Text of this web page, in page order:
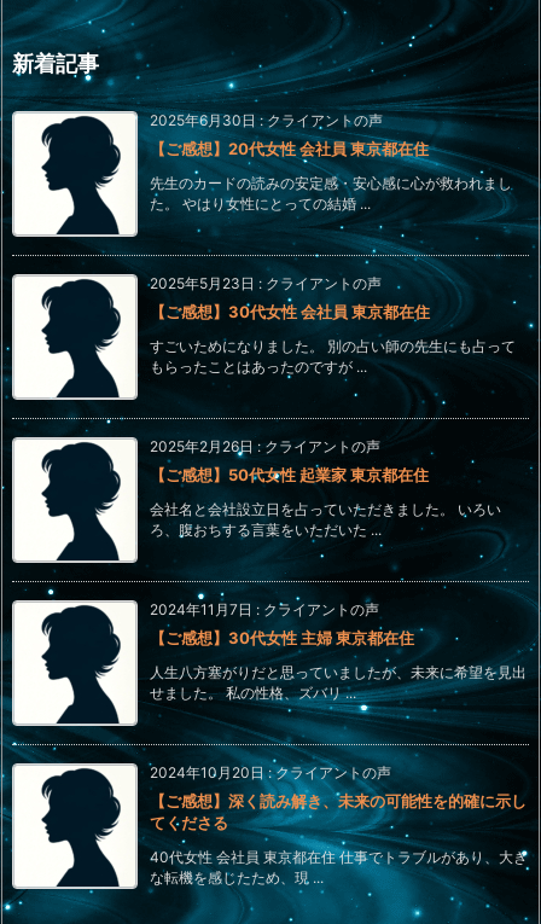
新着記事
2025年6月30日 :クライアントの声
【ご感想】20代女性 会社員 東京都在住
先生のカードの読みの安定感・安心感に心が救われまし
た。 やはり女性にとっての結婚 ...
2025年5月23日 : クライアントの声
【ご感想】30代女性 会社員 東京都在住
すごいためになりました。 別の占い師の先生にも占って
もらったことはあったのですが ...
2025年2月26日 : クライアントの声
【ご感想】50代女性 起業家 東京都在住
会社名と会社設立日を占っていただきました。 いろい
ろ、腹おちする言葉をいただいた ...
2024年11月7日 : クライアントの声
【ご感想】30代女性 主婦 東京都在住
人生八方塞がりだと思っていましたが、未来に希望を見出
せました。 私の性格、ズバリ ...
2024年10月20日:クライアントの声
【ご感想】深く読み解き、未来の可能性を的確に示し
てくださる
40代女性 会社員 東京都在住 仕事でトラブルがあり、大き
な転機を感じたため、現 ...